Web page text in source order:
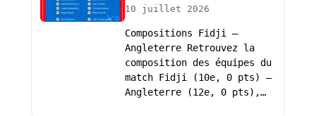
10 juillet 2026
Compositions Fidji –
Angleterre Retrouvez la
composition des équipes du
match Fidji (10e, 0 pts) –
Angleterre (12e, 0 pts),…